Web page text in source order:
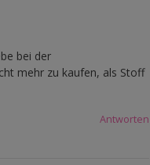
bei der
mehr zu kaufen, als Stoff
Antworten